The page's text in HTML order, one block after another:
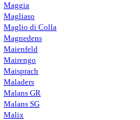
Maggia
Magliaso
Maglio di Colla
Magnedens
Maienfeld
Mairengo
Maisprach
Maladers
Malans GR
Malans SG
Malix